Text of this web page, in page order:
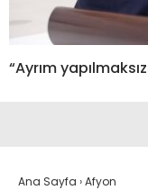
“Ayrım
Ana Sayfa ›Afyon